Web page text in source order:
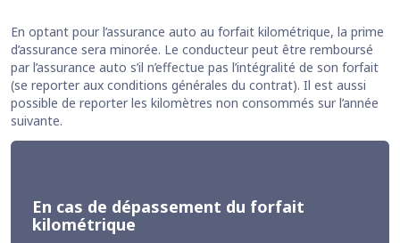
En optant pour l’assurance auto au forfait kilométrique, la prime
d’assurance sera minorée. Le conducteur peut être remboursé
par l’assurance auto s’il n’effectue pas l’intégralité de son forfait
(se reporter aux conditions générales du contrat). Il est aussi
possible de reporter les kilomètres non consommés sur l’année
suivante.
En cas de dépassement du forfait
kilométrique